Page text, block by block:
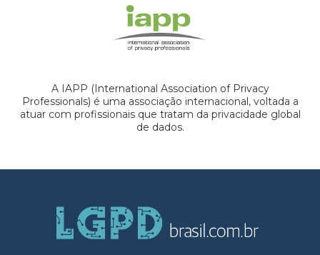
A IAPP (International Association of Privacy
Professionals) é uma associação internacional, voltada a
atuar com profissionais que tratam da privacidade global
de dados.